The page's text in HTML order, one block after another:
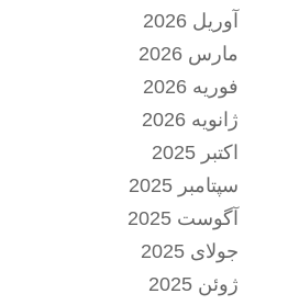
آوریل 2026
مارس 2026
فوریه 2026
ژانویه 2026
اکتبر 2025
سپتامبر 2025
آگوست 2025
جولای 2025
ژوئن 2025